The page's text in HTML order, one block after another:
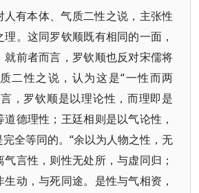
人有本体、气质二性之说，主张性
。这同罗钦顺既有相同的一面，
就前者而言，罗钦顺也反对宋儒将
二性之说，认为这是“一性而两
，罗钦顺是以理论性，而理即是
德理性；王廷相则是以气论性，
全等同的。“余以为人物之性，无
言性，则性无处所，与虚同归；
动，与死同途。是性与气相资，